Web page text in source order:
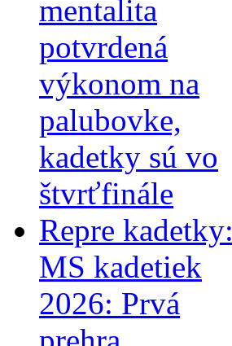
mentalita
potvrdená
výkonom na
palubovke,
kadetky sú vo
štvrťfinále
Repre kadetky:
MS kadetiek
2026: Prvá